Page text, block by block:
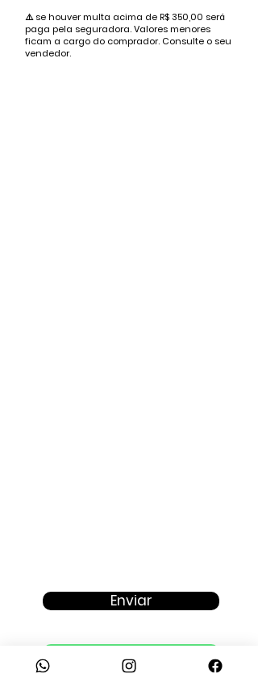
⚠️ se houver multa acima de R$ 350,00 será
paga pela seguradora. Valores menores
ficam a cargo do comprador. Consulte o seu
vendedor.
Enviar
Fale com um consultor